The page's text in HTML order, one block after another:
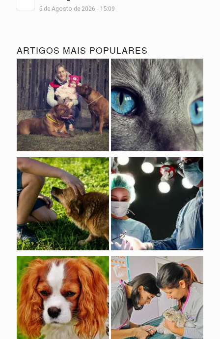
5 de Agosto de 2026 - 15:09
ARTIGOS MAIS POPULARES